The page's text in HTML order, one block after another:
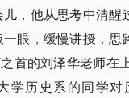
，他从思考中清醒
眼，缓慢讲授，思
首的刘泽华老师在
学历史系的同学对